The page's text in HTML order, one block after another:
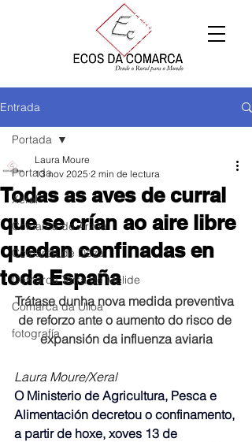
Entrada
Portada
Xeral
Comarca de Arzúa
Comarca de Deza
Comarca Terra de Melide
Comarca da Ulloa
fotografía
Portada
Todas as aves de curral
que se crían ao aire libre
quedan confinadas en
toda España
Laura Moure
13 nov 2025 2 min de lectura
Trátase dunha nova medida preventiva
de reforzo ante o aumento do risco de
expansión da influenza aviaria
Laura Moure/Xeral
O Ministerio de Agricultura, Pesca e
Alimentación decretou o confinamento,
a partir de hoxe, xoves 13 de